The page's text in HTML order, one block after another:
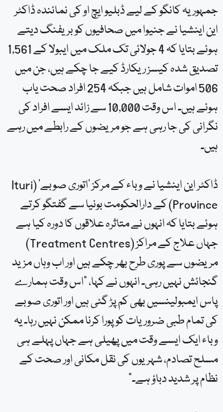
جمہوریہ کانگو کے لیے ڈبلیو ایچ او کی نمائندہ ڈاکٹر
این اینشیا نے جنیوا میں صحافیوں کو بریفنگ دیتے
ہوئے بتایا کہ 4 جولائی تک ملک میں ایبولا کے 1,561
تصدیق شدہ کیسز ریکارڈ کیے جا چکے ہیں، جن میں
506 اموات شامل ہیں جبکہ 254 افراد صحت یاب
ہوئے ہیں۔ اس وقت 10,000 سے زائد ایسے افراد کی
نگرانی کی جا رہی ہے جو مریضوں کے رابطے میں رہے
ہیں۔
ڈاکٹر این اینشیا نے وباء کے مرکز ‘اتوری صوبے’ (Ituri
Province) کے دارالحکومت بونیا سے گفتگو کرتے
ہوئے بتایا کہ انہوں نے متاثرہ علاقوں کا دورہ کیا ہے
جہاں علاج کے مراکز (Treatment Centres)
مریضوں سے پوری طرح بھر چکے ہیں اور اب وہاں مزید
گنجائش نہیں رہی۔ انہوں نے کہا، “اس وقت ہمارے
پاس ایمبولینسیں بھی کم پڑ گئی ہیں اور اتوری صوبے
کی تمام طبی ضروریات کو پورا کرنا ممکن نہیں رہا۔ یہ
وباء ایک ایسے وقت میں پھیلی ہے جہاں پہلے ہی
مسلح تصادم، شہریوں کی نقل مکانی اور صحت کے
نظام پر شدید دباؤ ہے۔”